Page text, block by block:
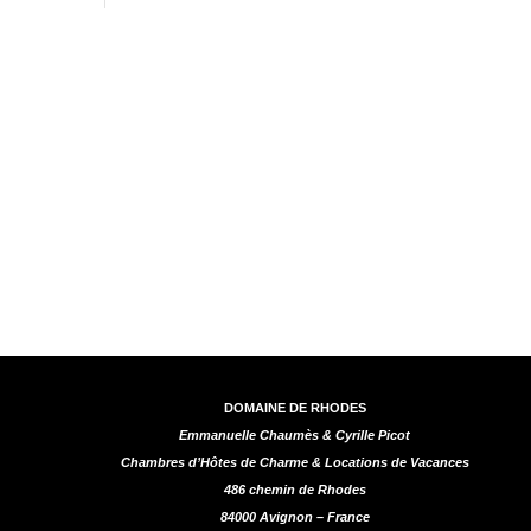
DOMAINE DE RHODES
Emmanuelle Chaumès & Cyrille Picot
Chambres d’Hôtes de Charme & Locations de Vacances
486 chemin de Rhodes
84000 Avignon – France